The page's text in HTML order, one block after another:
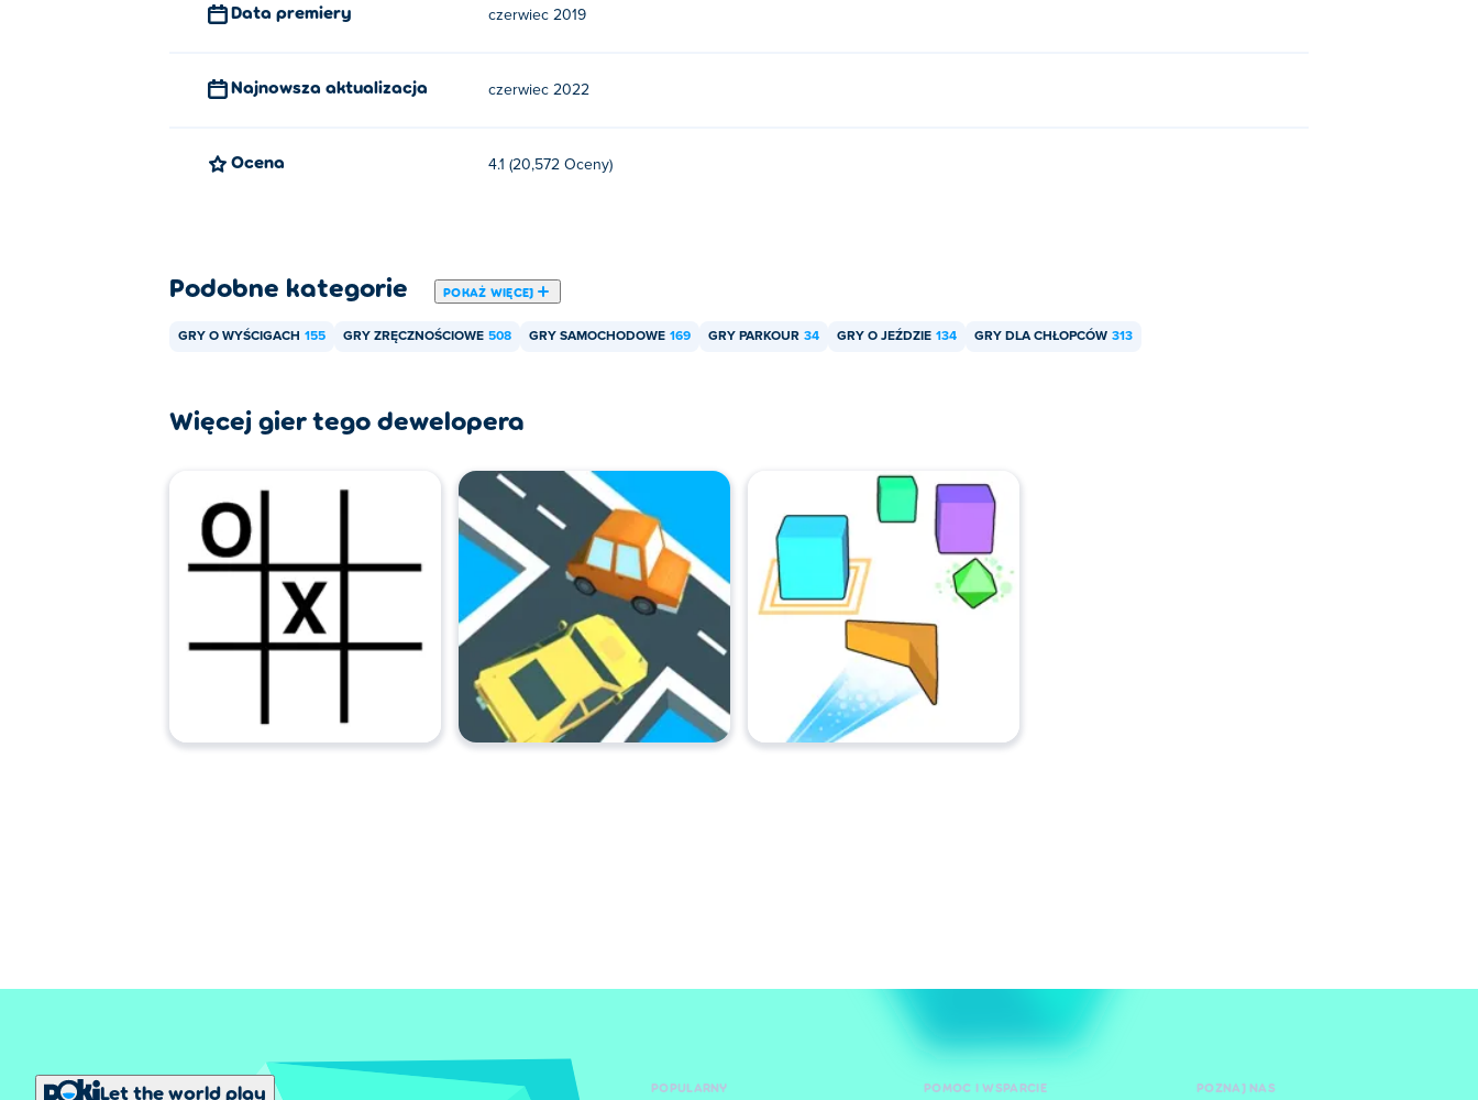
Data premiery czerwiec 2019
Najnowsza aktualizacja czerwiec 2022
Ocena 4.1 (20,572 Oceny)
Podobne kategorie POKAŻ WIĘCEJ
GRY O WYŚCIGACH 155 GRY ZRĘCZNOŚCIOWE 508 GRY SAMOCHODOWE 169 GRY PARKOUR 34 GRY O JEŹDZIE 134 GRY DLA CHŁOPCÓW 313
Więcej gier tego dewelopera
Let the world play POPULARNY POMOC I WSPARCIE POZNAJ NAS